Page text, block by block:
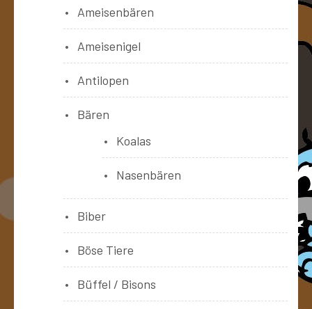
Ameisenbären
Ameisenigel
Antilopen
Bären
Koalas
Nasenbären
Biber
Böse Tiere
Büffel / Bisons